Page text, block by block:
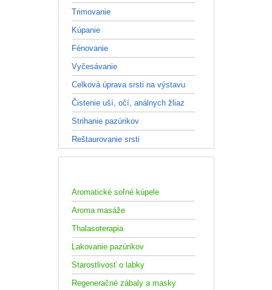
Trimovanie
Kúpanie
Fénovanie
Vyčesávanie
Celková úprava srsti na výstavu
Čistenie uší, očí, análnych žliaz
Strihanie pazúrikov
Reštaurovanie srsti
Aromatické soľné kúpele
Aroma masáže
Thalasoterapia
Lakovanie pazúrikov
Starostlivosť o labky
Regeneračné zábaly a masky